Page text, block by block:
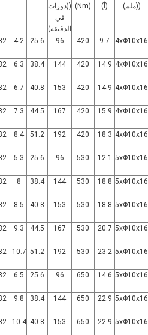
((ملم)
(أ)
(Nm)
((دورات
في
الدقيقة)
4xΦ10x16
9.7
420
96
25.6
4.2
4xΦ10x16
14.9
420
144
38.4
6.3
4xΦ10x16
14.9
420
153
40.8
6.7
4xΦ10x16
15.9
420
167
44.5
7.3
4xΦ10x16
18.3
420
192
51.2
8.4
5xΦ10x16
12.1
530
96
25.6
5.3
5xΦ10x16
18.8
530
144
38.4
8
5xΦ10x16
18.8
530
153
40.8
8.5
5xΦ10x16
20.7
530
167
44.5
9.3
5xΦ10x16
23.2
530
192
51.2
10.7
5xΦ10x16
14.6
650
96
25.6
6.5
5xΦ10x16
22.9
650
144
38.4
9.8
5xΦ10x16
22.9
650
153
40.8
10.4